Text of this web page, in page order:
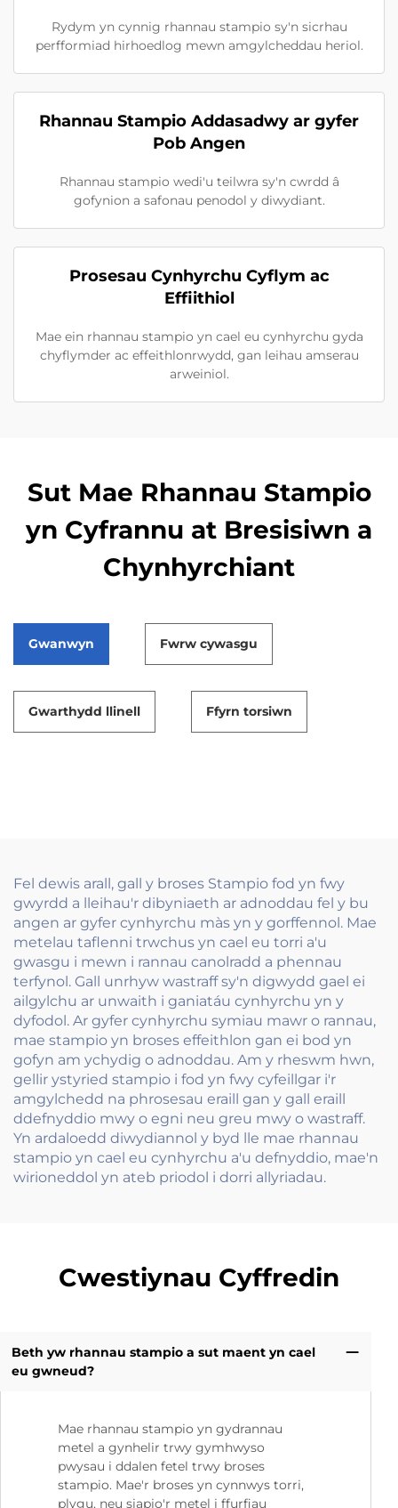
Rydym yn cynnig rhannau stampio sy'n sicrhau
perfformiad hirhoedlog mewn amgylcheddau heriol.
Rhannau Stampio Addasadwy ar gyfer
Pob Angen
Rhannau stampio wedi'u teilwra sy'n cwrdd â
gofynion a safonau penodol y diwydiant.
Prosesau Cynhyrchu Cyflym ac
Effiithiol
Mae ein rhannau stampio yn cael eu cynhyrchu gyda
chyflymder ac effeithlonrwydd, gan leihau amserau
arweiniol.
Sut Mae Rhannau Stampio
yn Cyfrannu at Bresisiwn a
Chynhyrchiant
Gwanwyn Fwrw cywasgu
Gwarthydd llinell Ffyrn torsiwn
Fel dewis arall, gall y broses Stampio fod yn fwy
gwyrdd a lleihau'r dibyniaeth ar adnoddau fel y bu
angen ar gyfer cynhyrchu màs yn y gorffennol. Mae
metelau taflenni trwchus yn cael eu torri a'u
gwasgu i mewn i rannau canolradd a phennau
terfynol. Gall unrhyw wastraff sy'n digwydd gael ei
ailgylchu ar unwaith i ganiatáu cynhyrchu yn y
dyfodol. Ar gyfer cynhyrchu symiau mawr o rannau,
mae stampio yn broses effeithlon gan ei bod yn
gofyn am ychydig o adnoddau. Am y rheswm hwn,
gellir ystyried stampio i fod yn fwy cyfeillgar i'r
amgylchedd na phrosesau eraill gan y gall eraill
ddefnyddio mwy o egni neu greu mwy o wastraff.
Yn ardaloedd diwydiannol y byd lle mae rhannau
stampio yn cael eu cynhyrchu a'u defnyddio, mae'n
wirioneddol yn ateb priodol i dorri allyriadau.
Cwestiynau Cyffredin
Beth yw rhannau stampio a sut maent yn cael
eu gwneud?
Mae rhannau stampio yn gydrannau
metel a gynhelir trwy gymhwyso
pwysau i ddalen fetel trwy broses
stampio. Mae'r broses yn cynnwys torri,
plygu, neu siapio'r metel i ffurfiau